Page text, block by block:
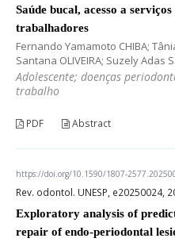
Saúde bucal, acesso a
trabalhadores
Fernando Yamamoto CHIBA;
Santana OLIVEIRA; Suzely Adas
Adolescente; doenças
trabalho
PDF Abstract
https://doi.org/10.1590/1807-
Rev. odontol. UNESP, e20250024,
Exploratory analysis of
repair of endo-periodontal